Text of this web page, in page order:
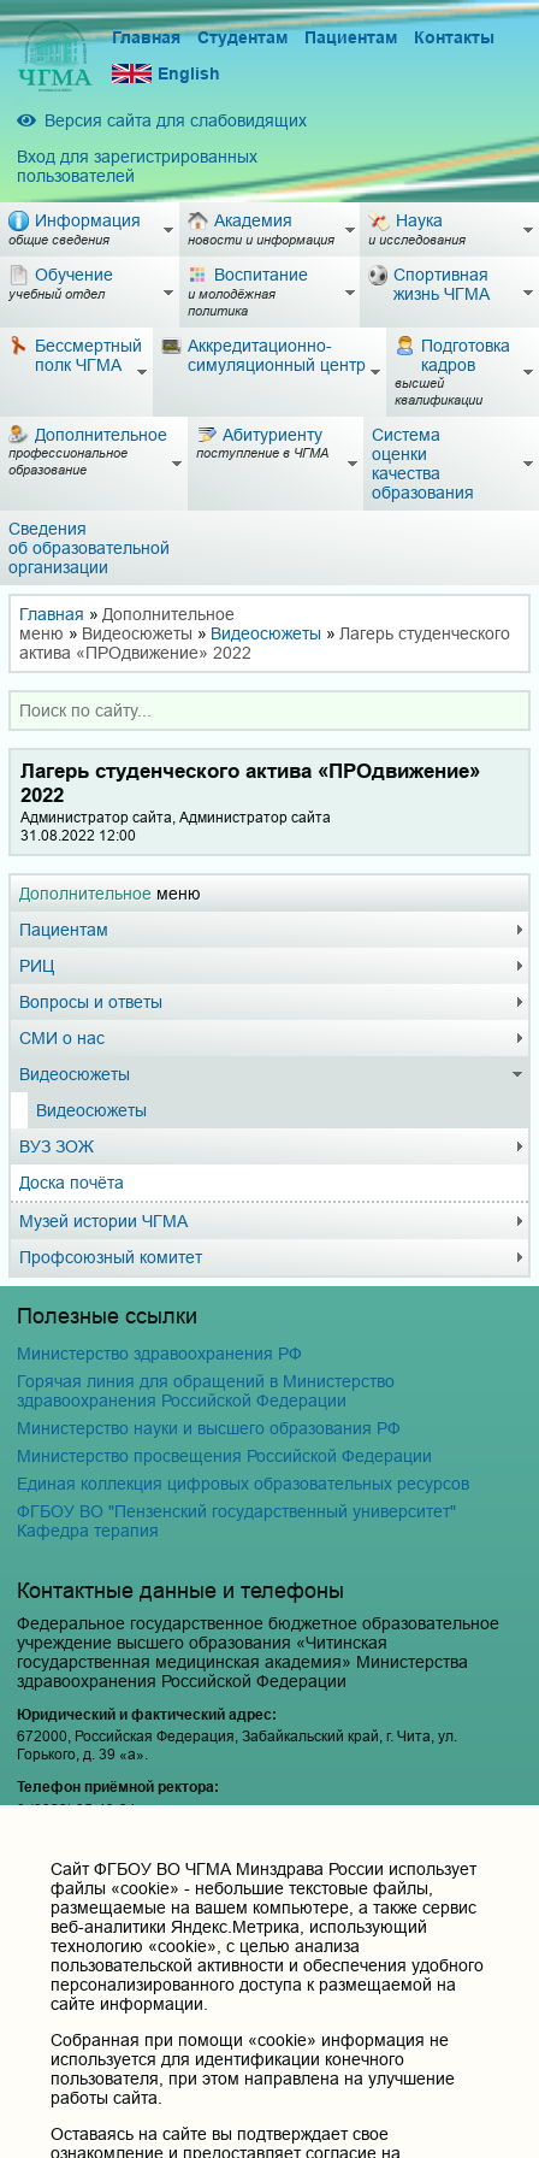
Главная Студентам Пациентам
Контакты
English
Версия сайта для слабовидящих
Вход для зарегистрированных
пользователей
Информация
общие сведения
Академия
новости и информация
Наука
и исследования
Обучение
учебный отдел
Воспитание
и молодёжная
политика
Спортивная
жизнь ЧГМА
Бессмертный
полк ЧГМА
Аккредитационно-
симуляционный центр
Подготовка
кадров
высшей
квалификации
Дополнительное
профессиональное
образование
Абитуриенту
поступление в ЧГМА
Система
оценки
качества
образования
Сведения
об образовательной
организации
Главная » Дополнительное
меню » Видеосюжеты » Видеосюжеты » Лагерь студенческого
актива «ПРОдвижение» 2022
Дополнительное меню
Пациентам
РИЦ
Вопросы и ответы
СМИ о нас
Видеосюжеты
Видеосюжеты
ВУЗ ЗОЖ
Доска почёта
Музей истории ЧГМА
Профсоюзный комитет
Лагерь студенческого актива «ПРОдвижение»
2022
Администратор сайта, Администратор сайта
31.08.2022 12:00
Полезные ссылки
Министерство здравоохранения РФ
Горячая линия для обращений в Министерство
здравоохранения Российской Федерации
Министерство науки и высшего образования РФ
Министерство просвещения Российской Федерации
Единая коллекция цифровых образовательных ресурсов
ФГБОУ ВО "Пензенский государственный университет"
Кафедра терапия
Контактные данные и телефоны
Федеральное государственное бюджетное образовательное
учреждение высшего образования «Читинская
государственная медицинская академия» Министерства
здравоохранения Российской Федерации
Юридический и фактический адрес:
672000, Российская Федерация, Забайкальский край, г. Чита, ул.
Горького, д. 39 «а».
Телефон приёмной ректора:
8 (3022) 35-43-24
pochta@chitgma.ru
Официальная группа «ВКонтакте»:
https://vk.com/news_chgma
Официальный канал «Телеграмм»:
https://t.me/chgma75
Официальный канал «МАХ»:
Вход
Cайт ФГБОУ ВО ЧГМА Минздрава России использует
файлы «cookie» - небольшие текстовые файлы,
размещаемые на вашем компьютере, а также сервис
веб-аналитики Яндекс.Метрика, использующий
технологию «cookie», с целью анализа
пользовательской активности и обеспечения удобного
персонализированного доступа к размещаемой на
сайте информации.
Собранная при помощи «cookie» информация не
используется для идентификации конечного
пользователя, при этом направлена на улучшение
работы сайта.
Оставаясь на сайте вы подтверждает свое
ознакомление и предоставляет согласие на